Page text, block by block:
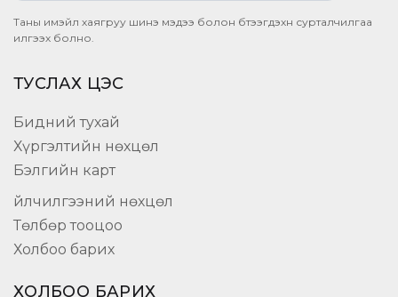
Таны имэйл хаягруу шинэ мэдээ болон бүтээгдэхүүн сурталчилгаа
илгээх болно.
ТУСЛАХ ЦЭС
Бидний тухай
Хүргэлтийн нөхцөл
Бэлгийн карт
Үйлчилгээний нөхцөл
Төлбөр тооцоо
Холбоо барих
ХОЛБОО БАРИХ